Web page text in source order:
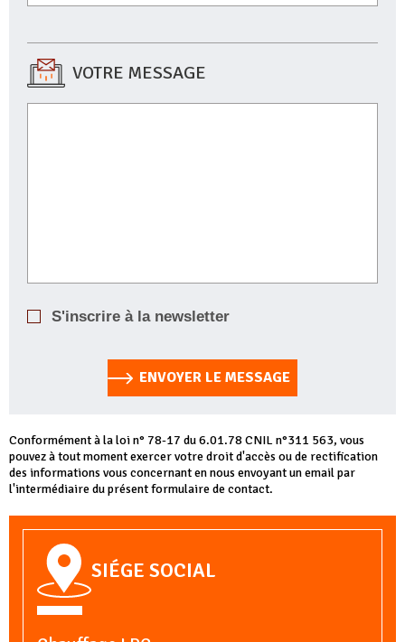
VOTRE MESSAGE
S'inscrire à la newsletter
ENVOYER LE MESSAGE
Conformément à la loi n° 78-17 du 6.01.78 CNIL n°311 563, vous
pouvez à tout moment exercer votre droit d'accès ou de rectification
des informations vous concernant en nous envoyant un email par
l'intermédiaire du présent formulaire de contact.
SIÉGE SOCIAL